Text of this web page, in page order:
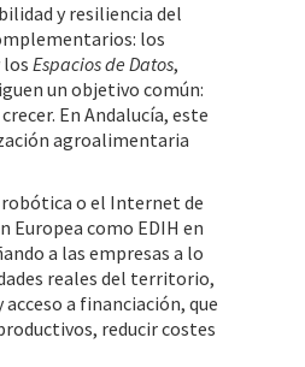
y resiliencia del
los
losEspacios de Datos,
un objetivo común:
En Andalucía, este
agroalimentaria
o el Internet de
Europea como EDIH en
a las empresas a lo
reales del territorio,
a financiación, que
reducir costes